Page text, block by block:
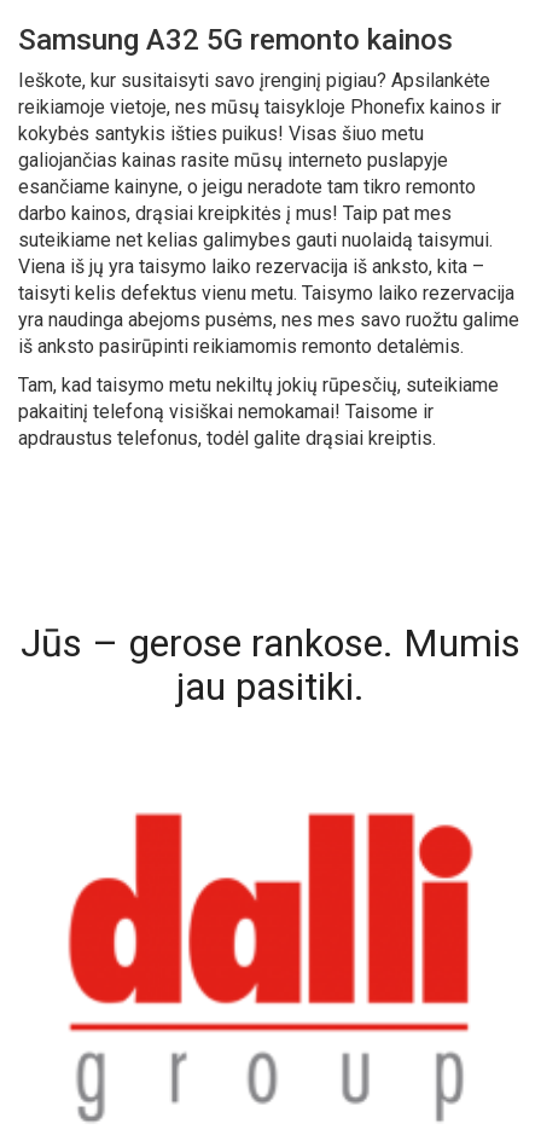
Samsung A32 5G remonto kainos
Ieškote, kur susitaisyti savo įrenginį pigiau? Apsilankėte
reikiamoje vietoje, nes mūsų taisykloje Phonefix kainos ir
kokybės santykis išties puikus! Visas šiuo metu
galiojančias kainas rasite mūsų interneto puslapyje
esančiame kainyne, o jeigu neradote tam tikro remonto
darbo kainos, drąsiai kreipkitės į mus! Taip pat mes
suteikiame net kelias galimybes gauti nuolaidą taisymui.
Viena iš jų yra taisymo laiko rezervacija iš anksto, kita –
taisyti kelis defektus vienu metu. Taisymo laiko rezervacija
yra naudinga abejoms pusėms, nes mes savo ruožtu galime
iš anksto pasirūpinti reikiamomis remonto detalėmis.
Tam, kad taisymo metu nekiltų jokių rūpesčių, suteikiame
pakaitinį telefoną visiškai nemokamai! Taisome ir
apdraustus telefonus, todėl galite drąsiai kreiptis.
Jūs – gerose rankose. Mumis
jau pasitiki.